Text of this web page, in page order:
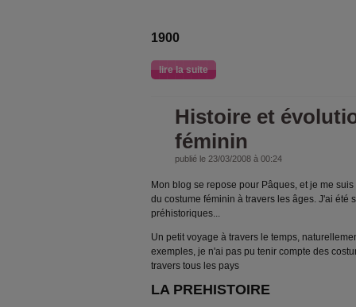
1900
lire la suite
Histoire et
féminin
publié le 23/03/2008 à 00:24
Mon blog se repose pour Pâques, et je me
du costume féminin à travers les âges. J'ai été
préhistoriques...
Un petit voyage à travers le temps,
exemples, je n'ai pas pu tenir compte des
travers tous les pays
LA PREHISTOIRE